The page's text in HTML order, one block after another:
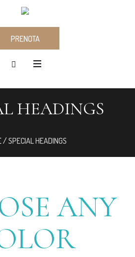
PRENOTA
HEADINGS
/SPECIAL HEADINGS
ANY